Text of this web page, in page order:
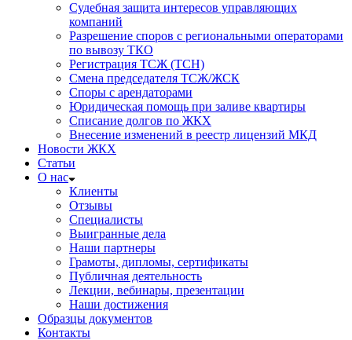
Судебная защита интересов управляющих
компаний
Разрешение споров с региональными операторами
по вывозу ТКО
Регистрация ТСЖ (ТСН)
Смена председателя ТСЖ/ЖСК
Споры с арендаторами
Юридическая помощь при заливе квартиры
Списание долгов по ЖКХ
Внесение изменений в реестр лицензий МКД
Новости ЖКХ
Статьи
О нас
Клиенты
Отзывы
Специалисты
Выигранные дела
Наши партнеры
Грамоты, дипломы, сертификаты
Публичная деятельность
Лекции, вебинары, презентации
Наши достижения
Образцы документов
Контакты